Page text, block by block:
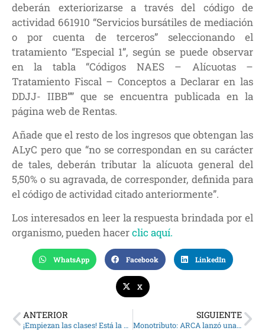
deberán exteriorizarse a través del código de
actividad 661910 “Servicios bursátiles de mediación
o por cuenta de terceros” seleccionando el
tratamiento “Especial 1”, según se puede observar
en la tabla “Códigos NAES – Alícuotas –
Tratamiento Fiscal – Conceptos a Declarar en las
DDJJ- IIBB”” que se encuentra publicada en la
página web de Rentas.
Añade que el resto de los ingresos que obtengan las
ALyC pero que “no se correspondan en su carácter
de tales, deberán tributar la alícuota general del
5,50% o su agravada, de corresponder, definida para
el código de actividad citado anteriormente”.
Los interesados en leer la respuesta brindada por el
organismo, pueden hacerclic aquí.
WhatsApp Facebook LinkedIn
X
ANTERIOR
¡Empiezan las clases! Está la posibilidad del chequeo anual escolar en un día
SIGUIENTE
Monotributo: ARCA lanzó una herramienta para controlar la facturación